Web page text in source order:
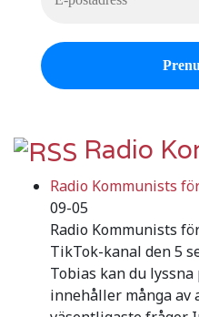
Radio
Radio Kommunists
09-05
Radio Kommunists
TikTok-kanal den 5
Tobias kan du
innehåller många av